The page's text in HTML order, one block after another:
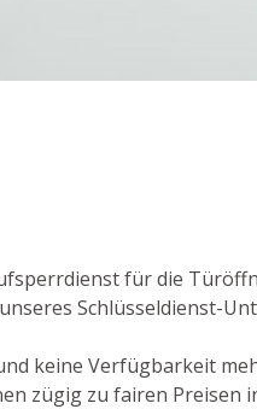
für die
Schlüsseldienst-
keine Verfügbarkeit
zügig zu fairen Preisen